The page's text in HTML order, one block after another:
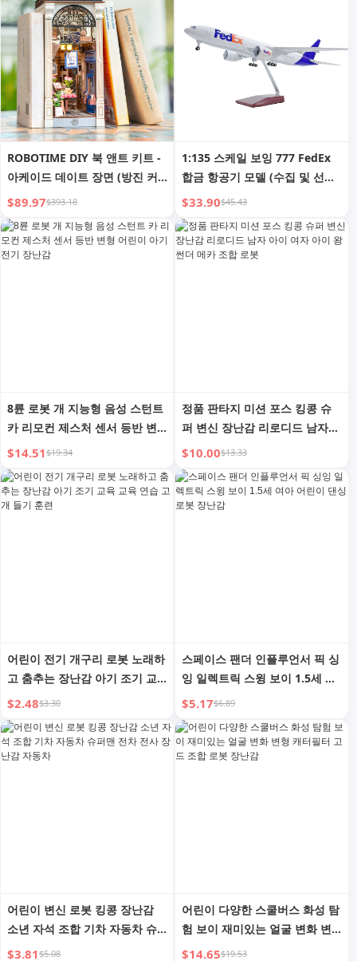
ROBOTIME DIY 북 앤트 키트 -
아케이드 데이트 장면 (방진 커
버 포함), 3D 나무 미니어처 인형
의 집 퍼즐, 창의적인 책꽂이 장
식, 성인용 독특한 선물
$89.97$393.18
1:135 스케일 보잉 777 FedEx
합금 항공기 모델 (수집 및 선물
용)
$33.90$45.43
8륜 로봇 개 지능형 음성 스턴트
카 리모컨 제스처 센서 등반 변
형 어린이 아기 전기 장난감
$14.51$19.34
정품 판타지 미션 포스 킹콩 슈
퍼 변신 장난감 리로디드 남자
아이 여자 아이 왕 썬더 메카 조
합 로봇
$10.00$13.33
어린이 전기 개구리 로봇 노래하
고 춤추는 장난감 아기 조기 교
육 교육 연습 고개 들기 훈련
$2.48$3.30
스페이스 팬더 인플루언서 픽 싱
잉 일렉트릭 스윙 보이 1.5세 여
아 어린이 댄싱 로봇 장난감
$5.17$6.89
어린이 변신 로봇 킹콩 장난감
소년 자석 조합 기차 자동차 슈
퍼맨 전차 전사 장난감 자동차
$3.81$5.08
어린이 다양한 스쿨버스 화성 탐
험 보이 재미있는 얼굴 변화 변
형 캐터필터 고드 조합 로봇 장
$14.65$19.53